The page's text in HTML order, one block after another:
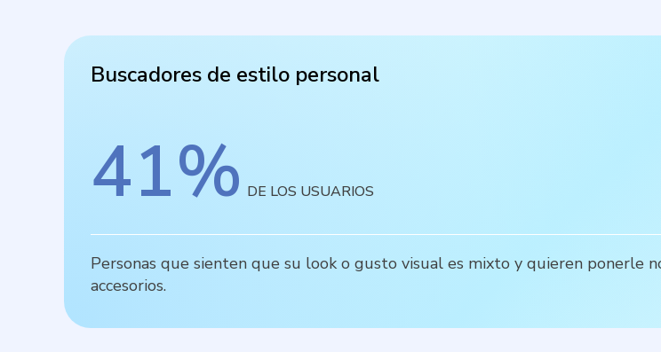
Buscadores de estilo personal
41% DE LOS USUARIOS
Personas que sienten que su look o gusto visual es mixto y quieren ponerle
accesorios.